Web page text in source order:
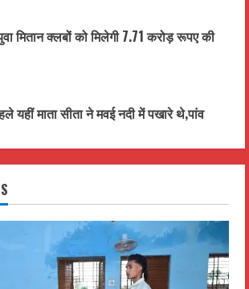
मितान क्लबों को मिलेगी 7.71 करोड़ रूपए की
यहीं माता सीता ने मवई नदी में पखारे थे,पांव